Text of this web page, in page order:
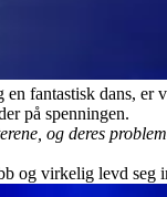
fantastisk dans,
på spenningen.
og deres
og virkelig levd seg